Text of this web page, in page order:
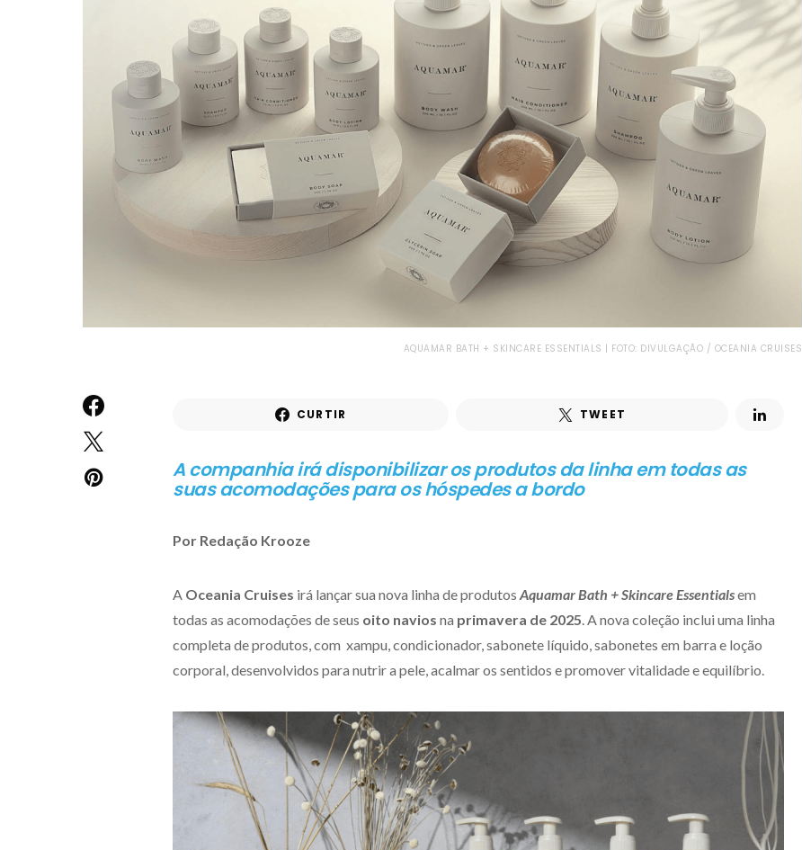
AQUAMAR BATH + SKINCARE ESSENTIALS | FOTO: DIVULGAÇÃO / OCEANIA CRUISES
CURTIR TWEET
A companhia irá disponibilizar os produtos da linha em todas as
suas acomodações para os hóspedes a bordo
Por Redação Krooze
A Oceania Cruises irá lançar sua nova linha de produtos Aquamar Bath + Skincare Essentialsem
todas as acomodações de seus oito navios na primavera de 2025. A nova coleção inclui uma linha
completa de produtos, com xampu, condicionador, sabonete líquido, sabonetes em barra e loção
corporal, desenvolvidos para nutrir a pele, acalmar os sentidos e promover vitalidade e equilíbrio.